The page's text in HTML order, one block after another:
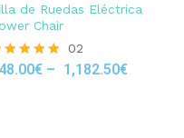
de Ruedas Eléctrica
Chair
02
€ – 1,182.50€